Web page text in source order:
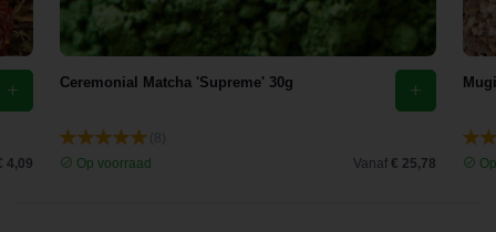
4,09
Ceremonial Matcha 'Supreme' 30g
Op voorraad
Vanaf € 25,78